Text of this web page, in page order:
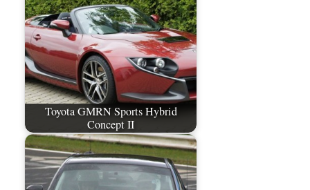
Toyota GMRN Sports Hybrid
Concept II